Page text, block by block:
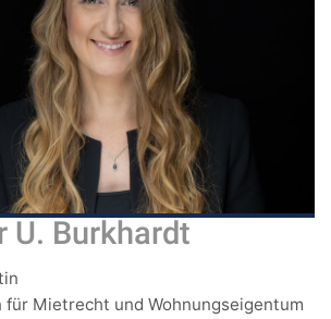
U. Burkhardt
für Mietrecht und Wohnungseigentum